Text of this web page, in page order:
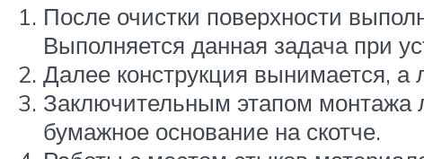
После очистки поверхности
Выполняется данная задача при
Далее конструкция вынимается, а
Заключительным этапом монтажа
бумажное основание на скотче.